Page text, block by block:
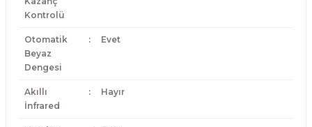
Kontrolü
Otomatik
Beyaz
Dengesi
: Evet
Akıllı
İnfrared
: Hayır